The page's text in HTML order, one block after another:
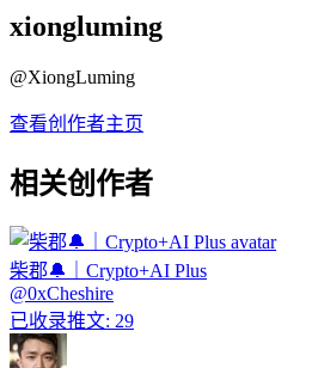
xiongluming
@XiongLuming
查看创作者主页
相关创作者
柴郡🔔｜Crypto+AI Plus
@0xCheshire
已收录推文: 29